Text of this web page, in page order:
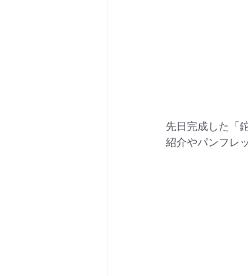
先日完成した「
紹介やパンフレ